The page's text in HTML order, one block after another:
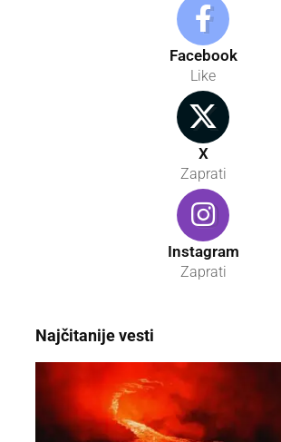
Facebook
Like
X
Zaprati
Instagram
Zaprati
Najčitanije vesti